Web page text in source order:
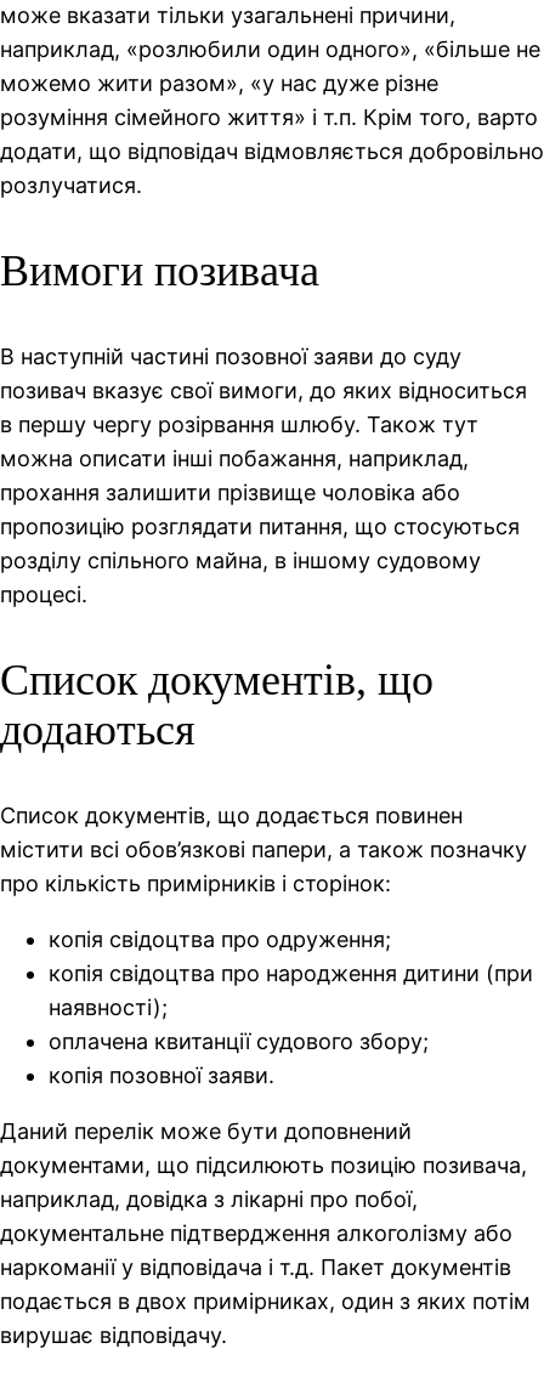
може вказати тільки узагальнені причини,
наприклад, «розлюбили один одного», «більше не
можемо жити разом», «у нас дуже різне
розуміння сімейного життя» і т.п. Крім того, варто
додати, що відповідач відмовляється добровільно
розлучатися.
Вимоги позивача
В наступній частині позовної заяви до суду
позивач вказує свої вимоги, до яких відноситься
в першу чергу розірвання шлюбу. Також тут
можна описати інші побажання, наприклад,
прохання залишити прізвище чоловіка або
пропозицію розглядати питання, що стосуються
розділу спільного майна, в іншому судовому
процесі.
Список документів, що
додаються
Список документів, що додається повинен
містити всі обов’язкові папери, а також позначку
про кількість примірників і сторінок:
копія свідоцтва про одруження;
копія свідоцтва про народження дитини (при
наявності);
оплачена квитанції судового збору;
копія позовної заяви.
Даний перелік може бути доповнений
документами, що підсилюють позицію позивача,
наприклад, довідка з лікарні про побої,
документальне підтвердження алкоголізму або
наркоманії у відповідача і т.д. Пакет документів
подається в двох примірниках, один з яких потім
вирушає відповідачу.